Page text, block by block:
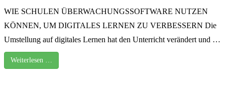
WIE SCHULEN ÜBERWACHUNGSSOFTWARE NUTZEN
KÖNNEN, UM DIGITALES LERNEN ZU VERBESSERN Die
Umstellung auf digitales Lernen hat den Unterricht verändert und …
Weiterlesen …